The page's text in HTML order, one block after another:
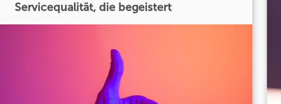
Servicequalität, die begeistert